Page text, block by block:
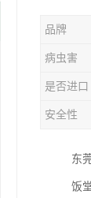
品牌
病虫害
是否进口
安全性
东
饭